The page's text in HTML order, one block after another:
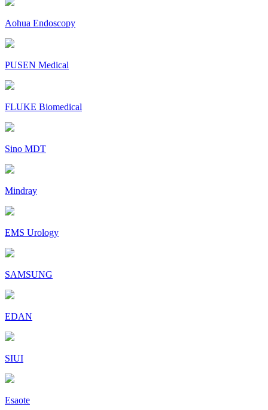
Aohua Endoscopy
PUSEN Medical
FLUKE Biomedical
Sino MDT
Mindray
EMS Urology
SAMSUNG
EDAN
SIUI
Esaote